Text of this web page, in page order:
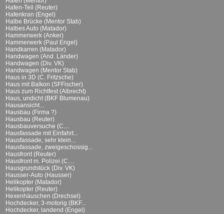
Hafen-Teil (Reuter)
Hafenkran (Engel)
Halbe Brücke (Mentor Stab)
Halbes Auto (Matador)
Hammerwerk (Anker)
Hammerwerk (Paul Engel)
Handkarren (Matador)
Handwagen (And. Länder)
Handwagen (Div. VK)
Handwagen (Mentor Stab)
Haus in 3D (C. Fritzsche)
Haus mit Balkon (SFFischer)
Haus zum Richtfest (Albrecht)
Haus, undicht (BKF Blumenau)
Hausansicht...
Hausbau (Firma ?)
Hausbau (Reuter)
Hausbauversuche (C....
Hausfassade mit Einfahrt...
Hausfassade, sehr klein...
Hausfassade, zweigeschossig...
Hausfront (Reuter)
Hausfront m. Polizei (C....
Hausgrundstück (Div. VK)
Hausser-Auto (Hausser)
Helikopter (Matador)
Helikopter (Reuter)
Hexenhäuschen (Drechsel)
Hochdecker, 3-motorig (BKF...
Hochdecker, landend (Engel)